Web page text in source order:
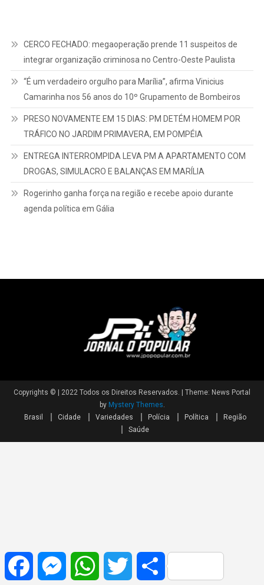
CERCO FECHADO: megaoperação prende 11 suspeitos de
integrar organização criminosa no Centro-Oeste Paulista
“É um verdadeiro orgulho para Marília”, afirma Vinicius
Camarinha nos 56 anos do 10º Grupamento de Bombeiros
PRESO NOVAMENTE EM 15 DIAS: PM DETÉM HOMEM POR
TRÁFICO NO JARDIM PRIMAVERA, EM POMPÉIA
ENTREGA INTERROMPIDA LEVA PM A APARTAMENTO COM
DROGAS, SIMULACRO E BALANÇAS EM MARÍLIA
Rogerinho ganha força na região e recebe apoio durante
agenda política em Gália
Copyrights © | 2022 Todos os Direitos Reservados.
Theme: News Portal
by Mystery Themes.
Brasil
Cidade Variedades Polícia Política
Região
Saúde
Facebook MessengerWhatsAppTwitter Share